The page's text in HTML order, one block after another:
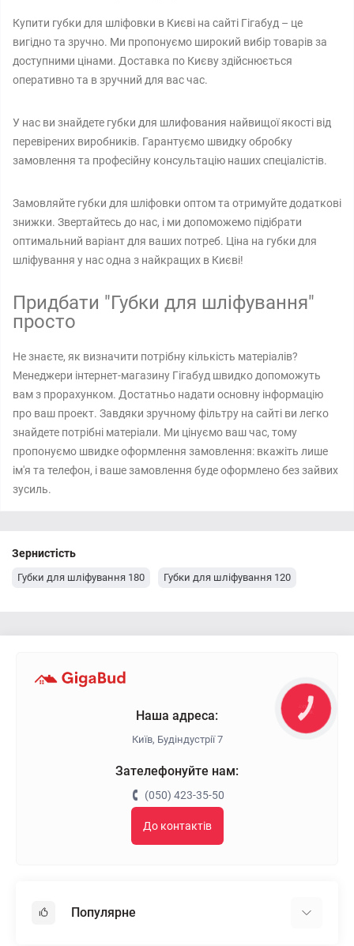
Купити губки для шліфовки в Києві на сайті Гігабуд – це
вигідно та зручно. Ми пропонуємо широкий вибір товарів за
доступними цінами. Доставка по Києву здійснюється
оперативно та в зручний для вас час.
У нас ви знайдете губки для шлифования найвищої якості від
перевірених виробників. Гарантуємо швидку обробку
замовлення та професійну консультацію наших спеціалістів.
Замовляйте губки для шліфовки оптом та отримуйте додаткові
знижки. Звертайтесь до нас, і ми допоможемо підібрати
оптимальний варіант для ваших потреб. Ціна на губки для
шліфування у нас одна з найкращих в Києві!
Придбати "Губки для шліфування"
просто
Не знаєте, як визначити потрібну кількість матеріалів?
Менеджери інтернет-магазину Гігабуд швидко допоможуть
вам з прорахунком. Достатньо надати основну інформацію
про ваш проект. Завдяки зручному фільтру на сайті ви легко
знайдете потрібні матеріали. Ми цінуємо ваш час, тому
пропонуємо швидке оформлення замовлення: вкажіть лише
ім'я та телефон, і ваше замовлення буде оформлено без зайвих
зусиль.
Зернистість
Губки для шліфування 180 Губки для шліфування 120
Наша адреса:
Київ, Будіндустрії 7
Зателефонуйте нам:
(050) 423-35-50
До контактів
Популярне
КНОПКА
ЗВ'ЯЗКУ